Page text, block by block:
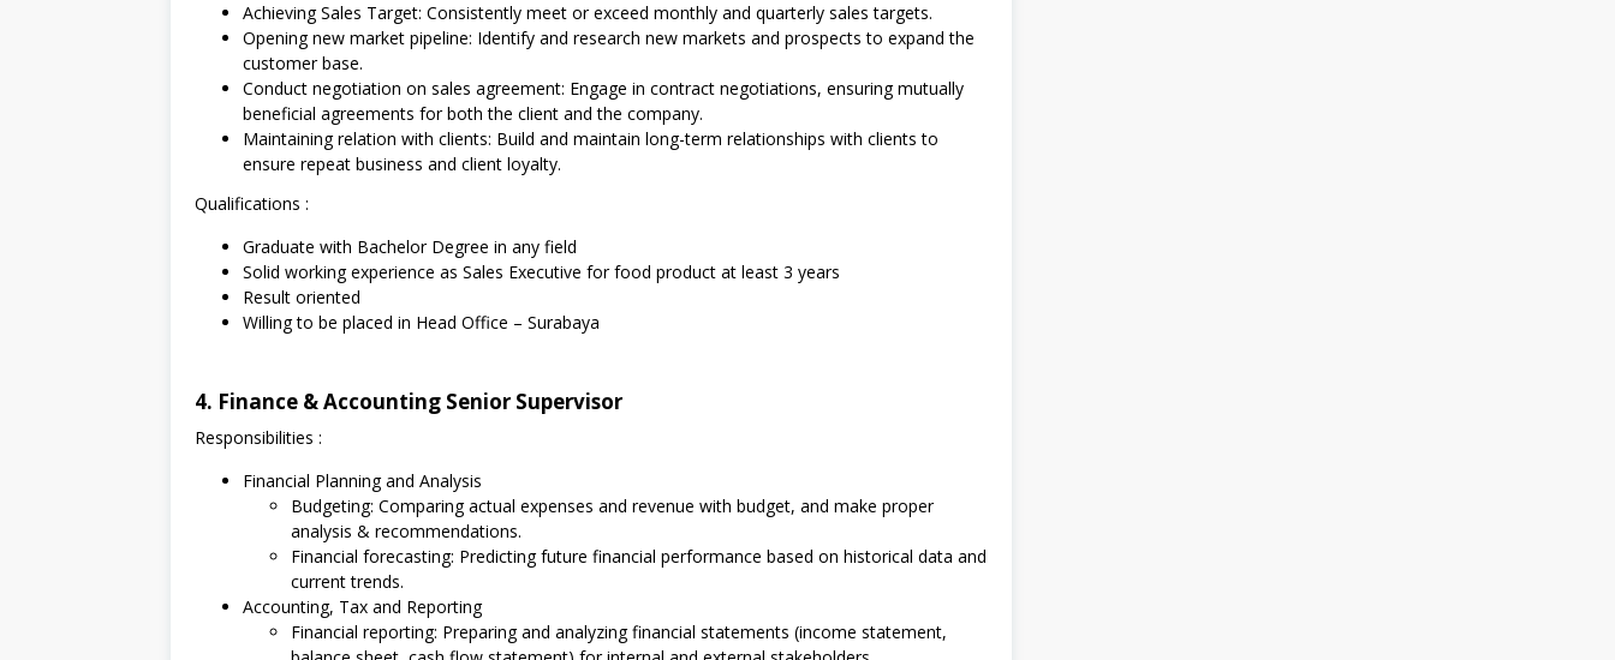
Achieving Sales Target: Consistently meet or exceed monthly and quarterly sales targets.
Opening new market pipeline: Identify and research new markets and prospects to expand the
customer base.
Conduct negotiation on sales agreement: Engage in contract negotiations, ensuring mutually
beneficial agreements for both the client and the company.
Maintaining relation with clients: Build and maintain long-term relationships with clients to
ensure repeat business and client loyalty.
Qualifications :
Graduate with Bachelor Degree in any field
Solid working experience as Sales Executive for food product at least 3 years
Result oriented
Willing to be placed in Head Office – Surabaya
4. Finance & Accounting Senior Supervisor
Responsibilities :
Financial Planning and Analysis
Budgeting: Comparing actual expenses and revenue with budget, and make proper
analysis & recommendations.
Financial forecasting: Predicting future financial performance based on historical data and
current trends.
Accounting, Tax and Reporting
Financial reporting: Preparing and analyzing financial statements (income statement,